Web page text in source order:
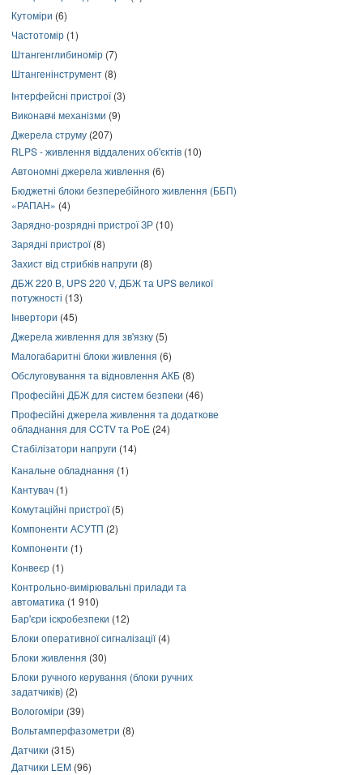
Кутоміри (6)
Частотомір (1)
Штангенглибиномір (7)
Штангенінструмент (8)
Інтерфейсні пристрої(3)
Виконавчі механізми (9)
Джерела струму (207)
RLPS - живлення віддалених об'єктів (10)
Автономні джерела живлення (6)
Бюджетні блоки безперебійного живлення (ББП)
«РАПАН» (4)
Зарядно-розрядні пристрої ЗР (10)
Зарядні пристрої(8)
Захист від стрибків напруги (8)
ДБЖ 220 В, UPS 220 V, ДБЖ та UPS великої
потужності (13)
Інвертори (45)
Джерела живлення для зв'язку (5)
Малогабаритні блоки живлення (6)
Обслуговування та відновлення АКБ (8)
Професійні ДБЖ для систем безпеки (46)
Професійні джерела живлення та додаткове
обладнання для CCTV та PoE (24)
Стабілізатори напруги (14)
Канальне обладнання (1)
Кантувач (1)
Комутаційні пристрої(5)
Компоненти АСУТП (2)
Компоненти (1)
Конвеєр (1)
Контрольно-вимірювальні прилади та
автоматика (1 910)
Бар'єри іскробезпеки (12)
Блоки оперативної сигналізації(4)
Блоки живлення (30)
Блоки ручного керування (блоки ручних
задатчиків) (2)
Вологоміри (39)
Вольтамперфазометри (8)
Датчики (315)
Датчики LEM (96)